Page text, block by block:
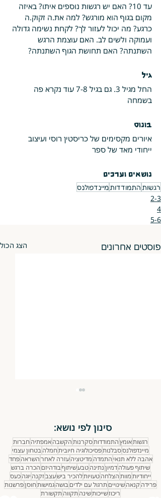
עד 10? האם יש רגשות נוספים איתו? באיזה
מקום בגוף הוא מורגש? למה את.ה זקוק.ה
כרגע? מה יכול לעזור לך? לקחת נשימה גדולה
ועמוקה ולשים לב. האם עוצמת הרגש
השתנתה? האם תחושת הגוף השתנתה?
גיל
החל מגיל 3. גם בגיל 7-8 עוד נקרא פה
בשמחה
בונוס
איורים מקסימים של כריסטין רוסי ועיצוב
ייחודי מאד של ספר
נושאים וערכים
רגשות התמודדותמיינדפולנס
2-3
4
5-6
פוסטים אחרונים הצג הכול
נתינה ואכפתיות
סינון לפי נושא:
רגשותאומץהתמודדותסקרנותהקשבהאמפתיה חברות
מיינדפולנססבלנותפסיכולוגיה חיוביתחמלהבטחון עצמי
אהבה ללא תנאי התמדה מדיטציה עזרה לאחרהשראה פחד
שיתוף פעולהדמיוןנתינהטבעשיתוףבודהיזםהכרה ברגש
ייחודיותמוותהצלחהטעויותלהכיר בישעצבזקנה יוגהכעס
פרידה קנאהשינוייםתרגול עם ילדיםבושהגמישותחוסןפרשנות
ריכוזשייכותשינה תקווה תקשורת